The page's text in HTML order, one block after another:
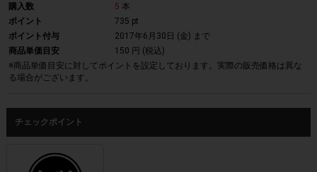
購入数
5 本
ポイント
735 pt
ポイント付与
2017年6月30日 (金) まで
商品単価目安
150 円 (税込)
※商品単価目安に対してポイントを設定しております。実際の販売価格は異な
る場合がございます。
チェックポイント